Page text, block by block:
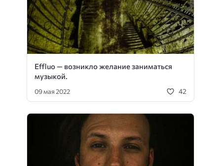
Effluo — возникло желание заниматься
музыкой.
09 мая 2022 42